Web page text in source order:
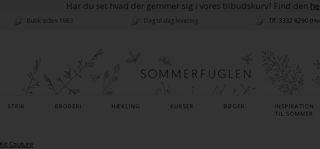
Har du set hvad der gemmer sig i vores tilbudskurv? Find den
Butik siden 1983 Dag til dag levering Tlf. 3332 8290
STRIK BRODERI HÆKLING KURSER BØGER
INSPIRATION
TIL SOMMER
Kit Couture